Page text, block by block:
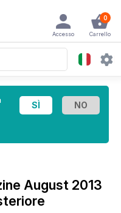
0
Carrello
Accesso
August 2013